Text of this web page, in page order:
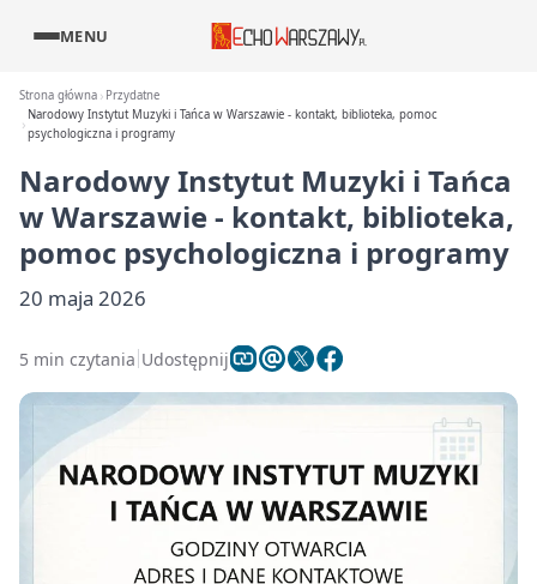
MENU
Strona główna
Przydatne
Narodowy Instytut Muzyki i Tańca w Warszawie - kontakt, biblioteka, pomoc
psychologiczna i programy
Narodowy Instytut Muzyki i Tańca
w Warszawie - kontakt, biblioteka,
pomoc psychologiczna i programy
20 maja 2026
5 min czytania Udostępnij